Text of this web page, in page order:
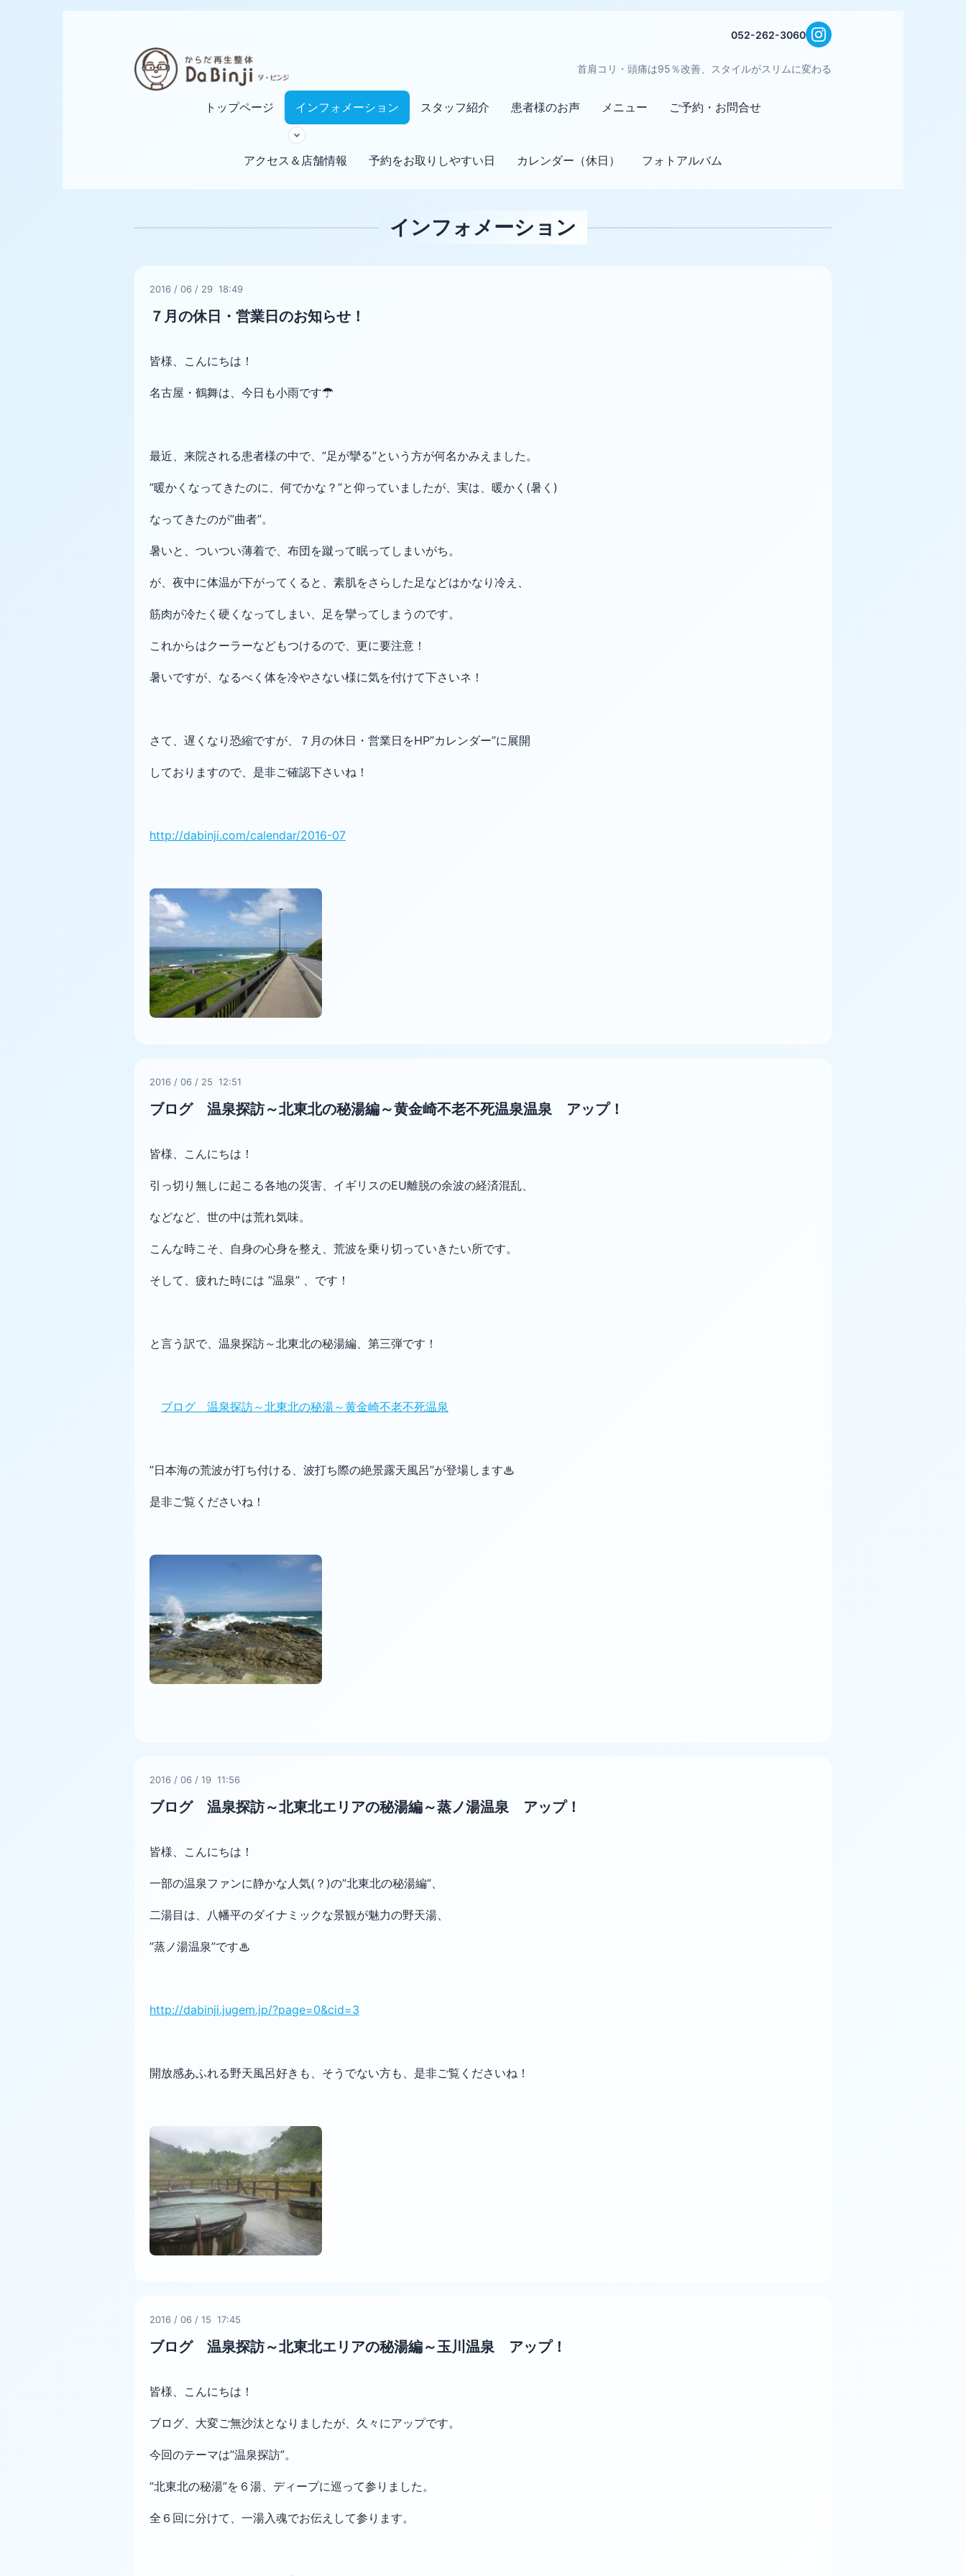
052-262-3060
首肩コリ・頭痛は95％改善、スタイルがスリムに変わる
トップページ インフォメーション スタッフ紹介 患者様のお声 メニュー ご予約・お問合せ
アクセス＆店舗情報 予約をお取りしやすい日 カレンダー（休日） フォトアルバム
インフォメーション
2016 / 06 / 29 18:49
７月の休日・営業日のお知らせ！
皆様、こんにちは！
名古屋・鶴舞は、今日も小雨です☂
最近、来院される患者様の中で、”足が攣る”という方が何名かみえました。
”暖かくなってきたのに、何でかな？”と仰っていましたが、実は、暖かく(暑く)
なってきたのが”曲者”。
暑いと、ついつい薄着で、布団を蹴って眠ってしまいがち。
が、夜中に体温が下がってくると、素肌をさらした足などはかなり冷え、
筋肉が冷たく硬くなってしまい、足を攣ってしまうのです。
これからはクーラーなどもつけるので、更に要注意！
暑いですが、なるべく体を冷やさない様に気を付けて下さいネ！
さて、遅くなり恐縮ですが、７月の休日・営業日をHP”カレンダー”に展開
しておりますので、是非ご確認下さいね！
http://dabinji.com/calendar/2016-07
2016 / 06 / 25 12:51
ブログ 温泉探訪～北東北の秘湯編～黄金崎不老不死温泉温泉 アップ！
皆様、こんにちは！
引っ切り無しに起こる各地の災害、イギリスのEU離脱の余波の経済混乱、
などなど、世の中は荒れ気味。
こんな時こそ、自身の心身を整え、荒波を乗り切っていきたい所です。
そして、疲れた時には ”温泉” 、です！
と言う訳で、温泉探訪～北東北の秘湯編、第三弾です！
ブログ 温泉探訪～北東北の秘湯～黄金崎不老不死温泉
”日本海の荒波が打ち付ける、波打ち際の絶景露天風呂”が登場します♨
是非ご覧くださいね！
2016 / 06 / 19 11:56
ブログ 温泉探訪～北東北エリアの秘湯編～蒸ノ湯温泉 アップ！
皆様、こんにちは！
一部の温泉ファンに静かな人気(？)の”北東北の秘湯編”、
二湯目は、八幡平のダイナミックな景観が魅力の野天湯、
”蒸ノ湯温泉”です♨
http://dabinji.jugem.jp/?page=0&cid=3
開放感あふれる野天風呂好きも、そうでない方も、是非ご覧くださいね！
2016 / 06 / 15 17:45
ブログ 温泉探訪～北東北エリアの秘湯編～玉川温泉 アップ！
皆様、こんにちは！
ブログ、大変ご無沙汰となりましたが、久々にアップです。
今回のテーマは”温泉探訪”。
”北東北の秘湯”を６湯、ディープに巡って参りました。
全６回に分けて、一湯入魂でお伝えして参ります。